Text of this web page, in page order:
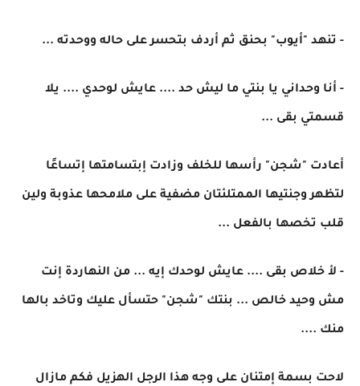
- تنهد "أيوب" بحنق ثم أردف بتحسر على حاله ووحدته ...
- أنا وحداني يا بنتي ما ليش حد .... عايش لوحدي .... يلا
قسمتي بقى ...
أعادت "شجن" رأسها للخلف وزادت إبتسامتها إتساعًا
لتظهر وجنتيها الممتلئتان مضفية على ملامحها عذوبة ولين
قلب تخصها بالفعل ...
- لأ خلاص بقى .... عايش لوحدك إيه ... من النهاردة إنت
مش وحيد خالص ... بنتك "شجن" حتسأل عليك وتاخد بالها
منك ....
لاحت بسمة إمتنان على وجه هذا الرجل الهزيل فكم مازال